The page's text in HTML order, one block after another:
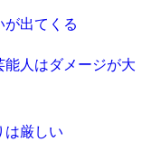
が出てくる
人はダメージが大
は厳しい